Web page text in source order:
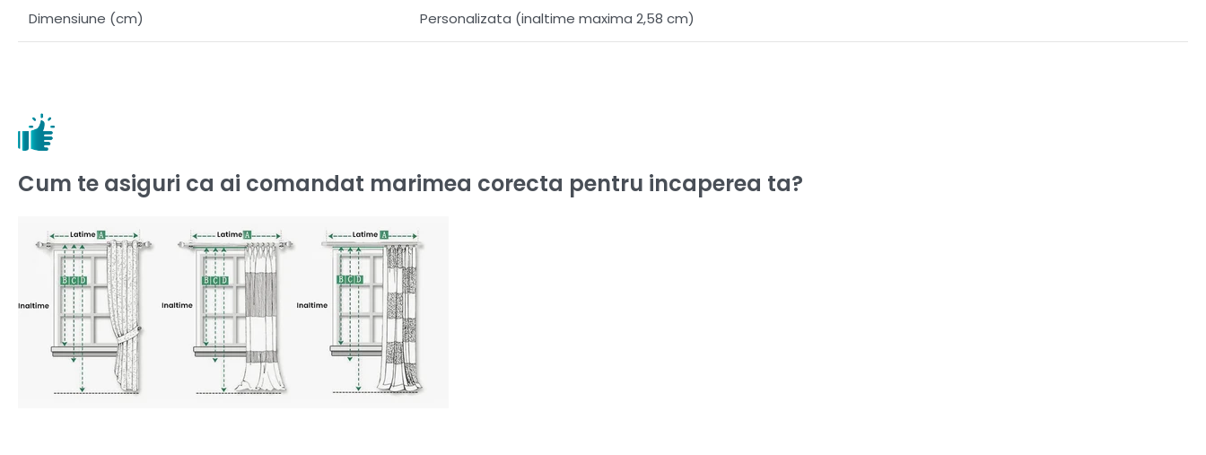
Dimensiune (cm) Personalizata (inaltime maxima 2,58 cm)
Cum te asiguri ca ai comandat marimea corecta pentru incaperea ta?